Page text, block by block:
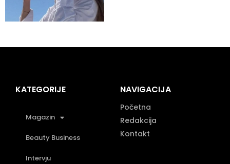
KATEGORIJE
Magazin
Beauty Business
Intervju
NAVIGACIJA
Početna
Redakcija
Kontakt